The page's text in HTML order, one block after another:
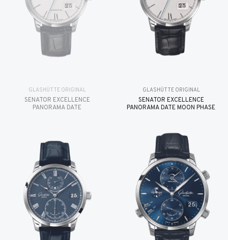
GLASHÜTTE ORIGINAL
SENATOR EXCELLENCE
PANORAMA DATE
GLASHÜTTE ORIGINAL
SENATOR EXCELLENCE
PANORAMA DATE MOON PHASE